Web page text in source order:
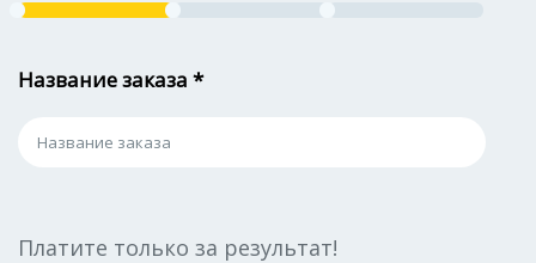
Название заказа *
Платите только за результат!